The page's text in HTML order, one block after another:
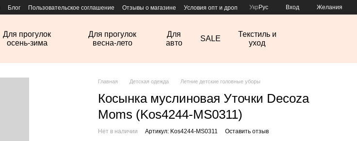
Блог Пользовательское соглашение Отзывы о магазине Условия опт и дроп Укр Рус Вход Желания
Для прогулок
осень-зима
Для прогулок
весна-лето
Для
авто
SALE
Текстиль и
уход
Главная Детская одежда Летние детские головные уборы
Косынка муслиновая Уточки Decoza
Moms (Kos4244-MS0311)
Нет в наличии Артикул: Kos4244-MS0311 Оставить отзыв